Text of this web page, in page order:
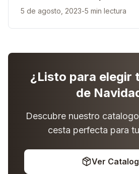
5 de agosto, 2023-5 min lectura
¿Listo para elegir
de
Descubre nuestro
cesta perfecta para
Ver